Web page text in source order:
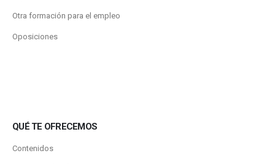
Otra formación para el empleo
Oposiciones
QUÉ TE OFRECEMOS
Contenidos